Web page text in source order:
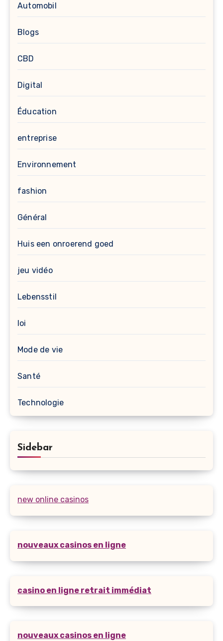
Automobil
Blogs
CBD
Digital
Éducation
entreprise
Environnement
fashion
Général
Huis een onroerend goed
jeu vidéo
Lebensstil
loi
Mode de vie
Santé
Technologie
Sidebar
new online casinos
nouveaux casinos en ligne
casino en ligne retrait immédiat
nouveaux casinos en ligne